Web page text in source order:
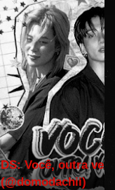
DS: Você, outra vez!
(@domodachii)